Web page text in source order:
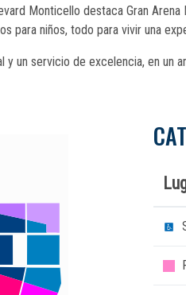
Monticello destaca Gran
para niños, todo para vivir una
un servicio de excelencia, en un